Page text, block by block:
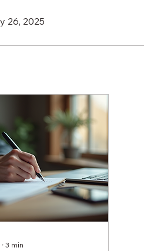
26, 2025
∙ 3 min